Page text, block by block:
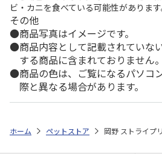
ビ・カニを食べている可能性があります
その他
商品写真はイメージです。
商品内容として記載されていな
する商品に含まれておりません。
商品の色は、ご覧になるパソコ
際と異なる場合があります。
ホーム ペットストア 岡野 ストライプ